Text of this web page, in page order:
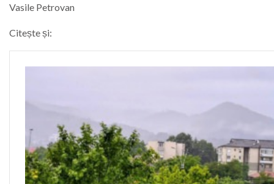
Vasile Petrovan
Citește și: